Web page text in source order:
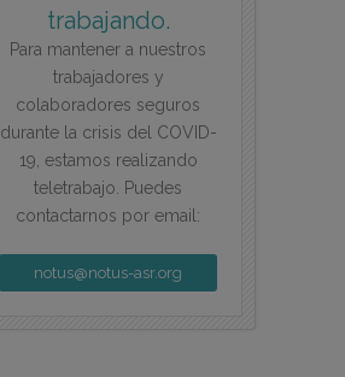
trabajando.
Para mantener a nuestros
trabajadores y
colaboradores seguros
durante la crisis del COVID-
19, estamos realizando
teletrabajo. Puedes
contactarnos por email:
notus@notus-asr.org